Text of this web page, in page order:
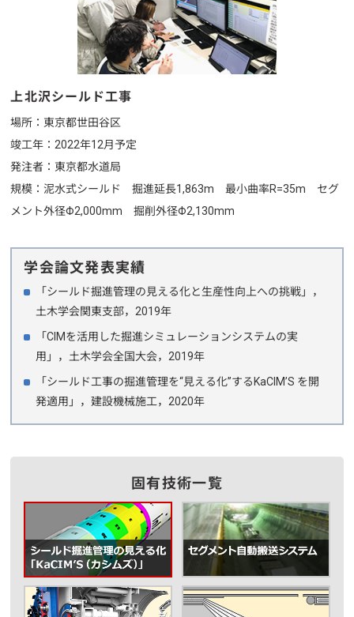
上北沢シールド工事
場所：東京都世田谷区
竣工年：2022年12月予定
発注者：東京都水道局
規模：泥水式シールド掘進延長1,863m 最小曲率R=35m セグ
メント外径Φ2,000mm 掘削外径Φ2,130mm
学会論文発表実績
「シールド掘進管理の見える化と生産性向上への挑戦」，
土木学会関東支部，2019年
「CIMを活用した掘進シミュレーションシステムの実
用」，土木学会全国大会，2019年
「シールド工事の掘進管理を“見える化”するKaCIM’S を開
発適用」，建設機械施工，2020年
固有技術一覧